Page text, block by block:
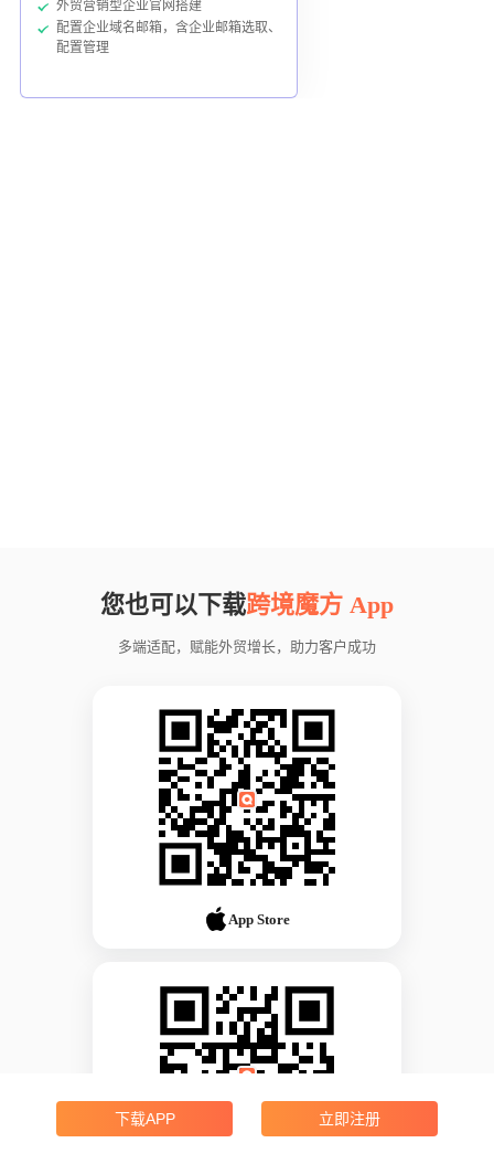
外贸营销型企业官网搭建
配置企业域名邮箱，含企业邮箱选取、
配置管理
您也可以下载跨境魔方 App
多端适配，赋能外贸增长，助力客户成功
App Store
下载APP 立即注册